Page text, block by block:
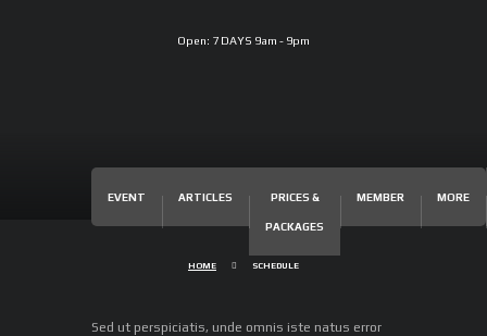
Open: 7 DAYS 9am - 9pm
EVENT ARTICLES PRICES &
PACKAGES
MEMBER MORE
HOME SCHEDULE
Sed ut perspiciatis, unde omnis iste natus error